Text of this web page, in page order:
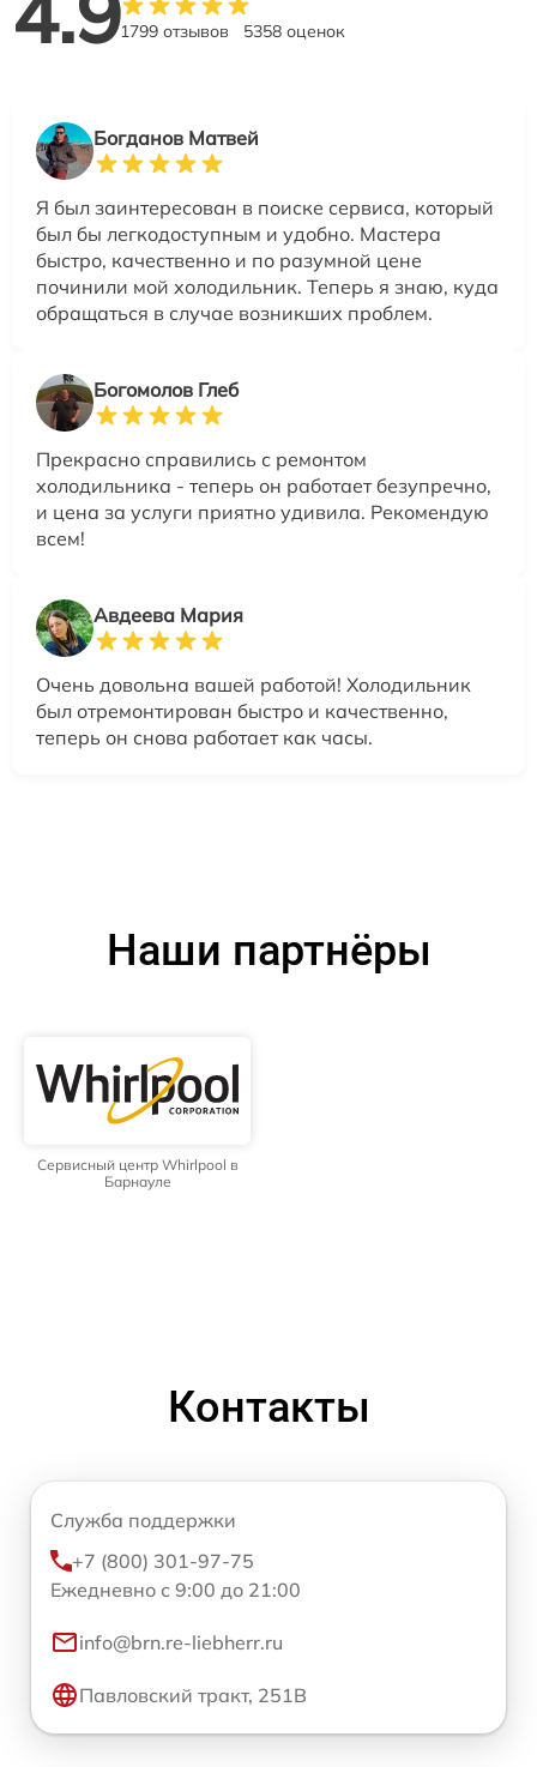
1799 отзывов 5358 оценок
Богданов Матвей
Я был заинтересован в поиске сервиса, который
был бы легкодоступным и удобно. Мастера
быстро, качественно и по разумной цене
починили мой холодильник. Теперь я знаю, куда
обращаться в случае возникших проблем.
Богомолов Глеб
Прекрасно справились с ремонтом
холодильника - теперь он работает безупречно,
и цена за услуги приятно удивила. Рекомендую
всем!
Авдеева Мария
Очень довольна вашей работой! Холодильник
был отремонтирован быстро и качественно,
теперь он снова работает как часы.
Наши партнёры
Сервисный центр Whirlpool в
Барнауле
Контакты
Служба поддержки
+7 (800) 301-97-75
Ежедневно с 9:00 до 21:00
info@brn.re-liebherr.ru
Павловский тракт, 251В